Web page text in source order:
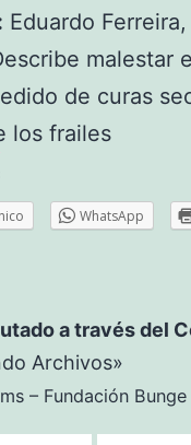
Eduardo
malestar
de curas
los frailes
WhatsApp
a través del
Archivos»
– Fundación